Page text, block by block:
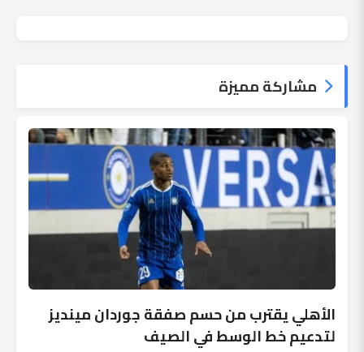
مشاركة مميزة
الأهلي يقترب من حسم صفقة جوردان مينديز
لتدعيم خط الوسط في الصيف